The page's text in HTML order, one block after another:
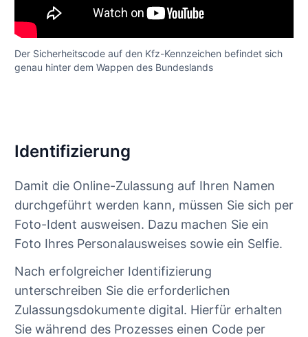
Der Sicherheitscode auf den Kfz-Kennzeichen befindet sich
genau hinter dem Wappen des Bundeslands
Identifizierung
Damit die Online-Zulassung auf Ihren Namen
durchgeführt werden kann, müssen Sie sich per
Foto-Ident ausweisen. Dazu machen Sie ein
Foto Ihres Personalausweises sowie ein Selfie.
Nach erfolgreicher Identifizierung
unterschreiben Sie die erforderlichen
Zulassungsdokumente digital. Hierfür erhalten
Sie während des Prozesses einen Code per